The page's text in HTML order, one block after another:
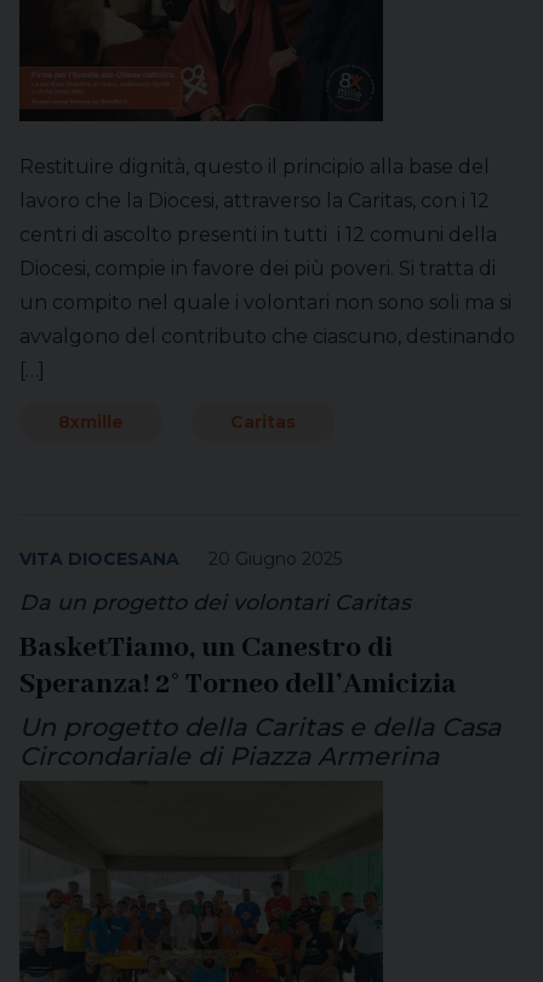
Restituire dignità, questo il principio alla base del
lavoro che la Diocesi, attraverso la Caritas, con i 12
centri di ascolto presenti in tutti i 12 comuni della
Diocesi, compie in favore dei più poveri. Si tratta di
un compito nel quale i volontari non sono soli ma si
avvalgono del contributo che ciascuno, destinando
[…]
8xmille Caritas
20 Giugno 2025
VITA DIOCESANA
Da un progetto dei volontari Caritas
BasketTiamo, un Canestro di
Speranza! 2° Torneo dell’Amicizia
Un progetto della Caritas e della Casa
Circondariale di Piazza Armerina